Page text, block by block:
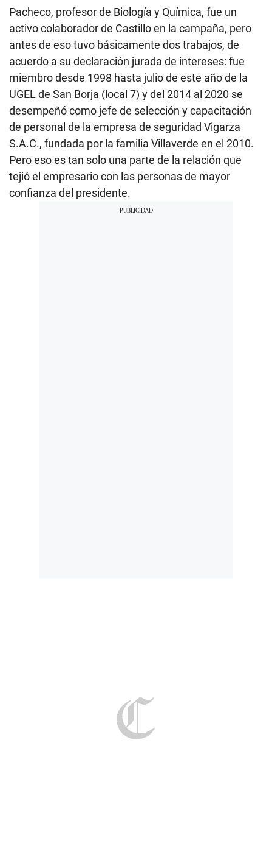
Pacheco, profesor de Biología y Química, fue un
activo colaborador de Castillo en la campaña, pero
antes de eso tuvo básicamente dos trabajos, de
acuerdo a su declaración jurada de intereses: fue
miembro desde 1998 hasta julio de este año de la
UGEL de San Borja (local 7) y del 2014 al 2020 se
desempeñó como jefe de selección y capacitación
de personal de la empresa de seguridad Vigarza
S.A.C., fundada por la familia Villaverde en el 2010.
Pero eso es tan solo una parte de la relación que
tejió el empresario con las personas de mayor
confianza del presidente.